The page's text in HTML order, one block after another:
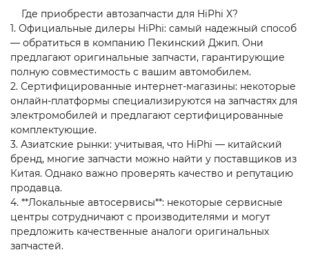
Где приобрести автозапчасти для HiPhi X?
1. Официальные дилеры HiPhi: самый надежный способ
— обратиться в компанию Пекинский Джип. Они
предлагают оригинальные запчасти, гарантирующие
полную совместимость с вашим автомобилем.
2. Сертифицированные интернет-магазины: некоторые
онлайн-платформы специализируются на запчастях для
электромобилей и предлагают сертифицированные
комплектующие.
3. Азиатские рынки: учитывая, что HiPhi — китайский
бренд, многие запчасти можно найти у поставщиков из
Китая. Однако важно проверять качество и репутацию
продавца.
4. **Локальные автосервисы**: некоторые сервисные
центры сотрудничают с производителями и могут
предложить качественные аналоги оригинальных
запчастей.